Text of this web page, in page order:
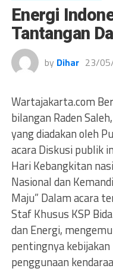
Energi
Tantangan
by Dihar 23/
Wartajakarta.com
bilangan Raden
yang diadakan oleh
acara Diskusi publik
Hari Kebangkitan
Nasional dan
Maju” Dalam acara
Staf Khusus KSP
dan Energi,
pentingnya
penggunaan